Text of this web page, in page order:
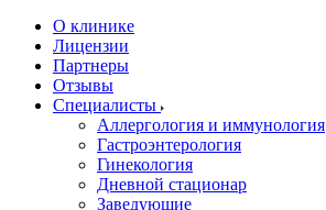
О клинике
Лицензии
Партнеры
Отзывы
Специалисты
Аллергология и иммунология
Гастроэнтерология
Гинекология
Дневной стационар
Заведующие